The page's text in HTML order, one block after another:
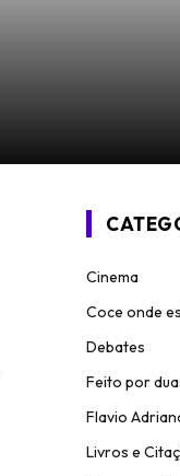
Cinema
Coce onde
Debates
Feito por
Flavio
Livros e